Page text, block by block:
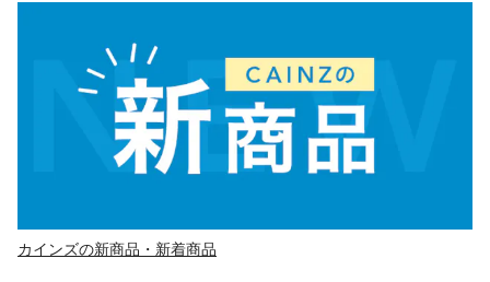
カインズの新商品・新着商品